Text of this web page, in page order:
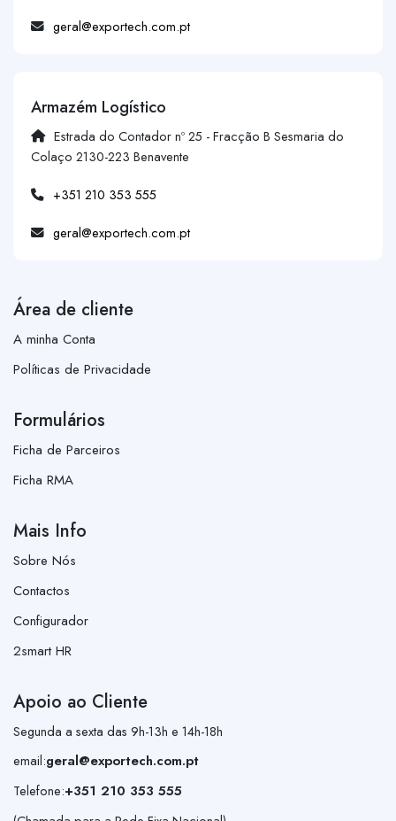
geral@exportech.com.pt
Armazém Logístico
Estrada do Contador nº 25 - Fracção B Sesmaria do
Colaço 2130-223 Benavente
+351 210 353 555
geral@exportech.com.pt
Área de cliente
A minha Conta
Políticas de Privacidade
Formulários
Ficha de Parceiros
Ficha RMA
Mais Info
Sobre Nós
Contactos
Configurador
2smart HR
Apoio ao Cliente
Segunda a sexta das 9h-13h e 14h-18h
email:geral@exportech.com.pt
Telefone:+351 210 353 555